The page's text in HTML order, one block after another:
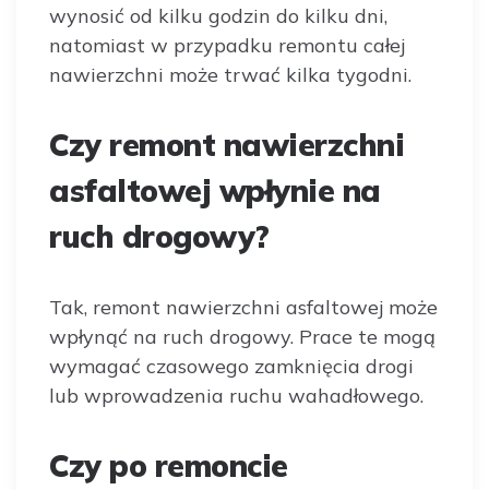
wynosić od kilku godzin do kilku dni,
natomiast w przypadku remontu całej
nawierzchni może trwać kilka tygodni.
Czy remont nawierzchni
asfaltowej wpłynie na
ruch drogowy?
Tak, remont nawierzchni asfaltowej może
wpłynąć na ruch drogowy. Prace te mogą
wymagać czasowego zamknięcia drogi
lub wprowadzenia ruchu wahadłowego.
Czy po remoncie